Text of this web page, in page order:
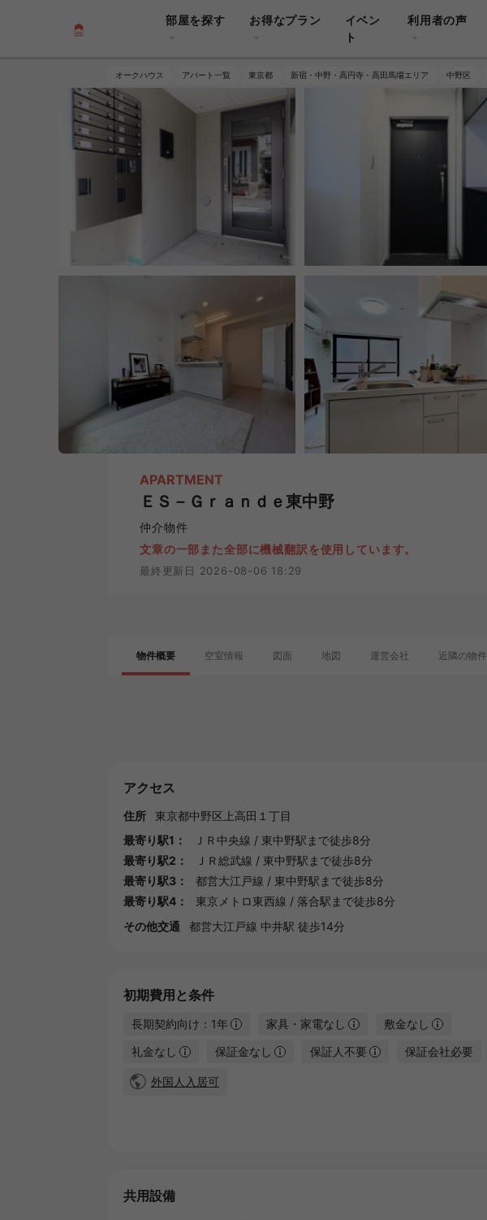
部屋を探す お得なプラン
イベン
ト
利用者の声
オークハウス アパート一覧 東京都 新宿・中野・高円寺・高田馬場エリア 中野区
APARTMENT
ＥＳ－Ｇｒａｎｄｅ東中野
仲介物件
文章の一部また全部に機械翻訳を使用しています。
最終更新日 2026-08-06 18:29
物件概要 空室情報 図面 地図 運営会社 近隣の物件
アクセス
住所 東京都中野区 上高田１丁目
最寄り駅1：
ＪＲ中央線 / 東中野駅 まで徒歩8分
最寄り駅2：
ＪＲ総武線 / 東中野駅 まで徒歩8分
最寄り駅3：
都営大江戸線 / 東中野駅 まで徒歩8分
最寄り駅4：
東京メトロ東西線 / 落合駅 まで徒歩8分
その他交通
都営大江戸線 中井駅 徒歩14分
初期費用と条件
長期契約向け：1年 家具・家電なし
敷金なし
礼金なし
保証金なし 保証人不要 保証会社必要
外国人入居可
共用設備